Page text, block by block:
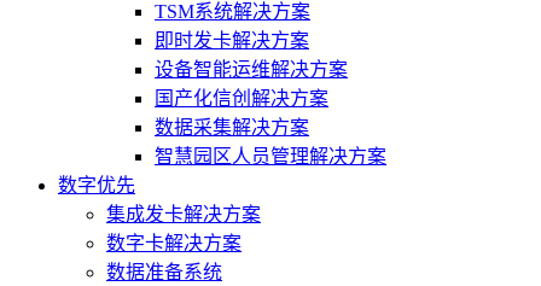
TSM系统解决方案
即时发卡解决方案
设备智能运维解决方案
国产化信创解决方案
数据采集解决方案
智慧园区人员管理解决方案
数字优先
集成发卡解决方案
数字卡解决方案
数据准备系统